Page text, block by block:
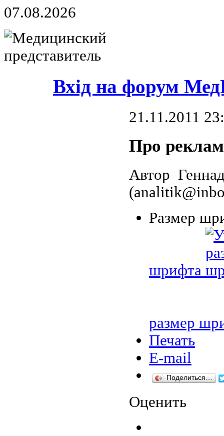
07.08.2026
Вхід на форум
21.11.2011
Про
Автор
Размер
шрифта
размер
Печать
E-mail
Поделиться…
Оценить